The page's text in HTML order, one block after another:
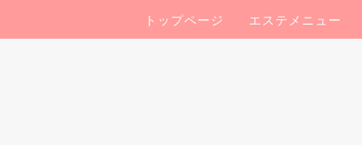
トップページ エステメニュー